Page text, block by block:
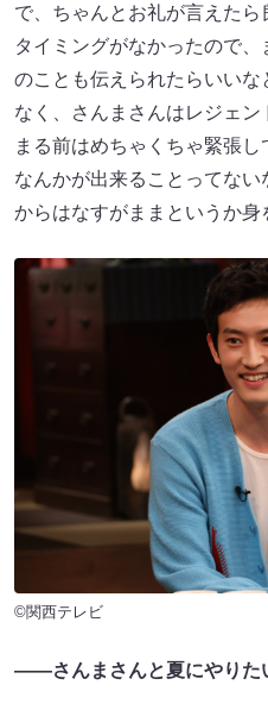
で、ちゃんとお礼が言えた
タイミングがなかったので
のことも伝えられたらいい
なく、さんまさんはレジェ
まる前はめちゃくちゃ緊張
なんかが出来ることってな
からはなすがままというか身
©関西テレビ
――さんまさんと夏にやりた